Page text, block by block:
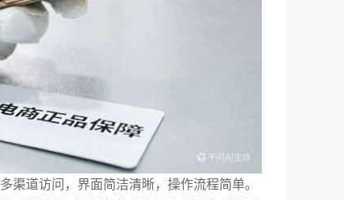
渠道访问，界面简洁清晰，操作流程简单。